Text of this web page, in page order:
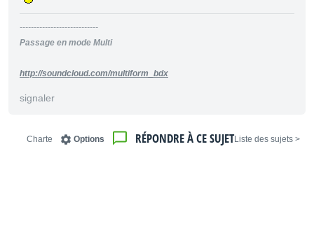
----------------------------
Passage en mode Multi
http://soundcloud.com/multiform_bdx
signaler
< Liste des sujets
RÉPONDRE À CE SUJET
Options
Charte